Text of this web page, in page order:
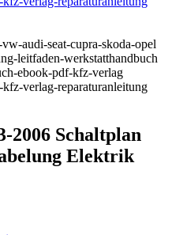
2006 Schaltplan
Elektrik